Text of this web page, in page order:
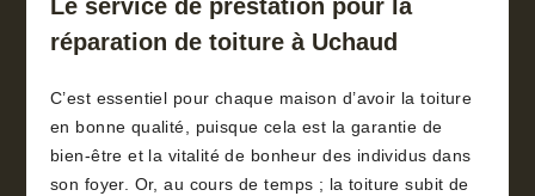
Le service de prestation pour la
réparation de toiture à Uchaud
C’est essentiel pour chaque maison d’avoir la toiture
en bonne qualité, puisque cela est la garantie de
bien-être et la vitalité de bonheur des individus dans
son foyer. Or, au cours de temps ; la toiture subit de